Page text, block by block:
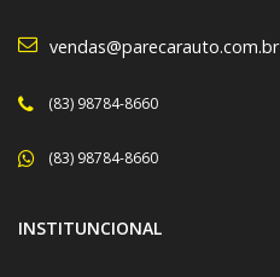
vendas@parecarauto.com.br
(83) 98784-8660
(83) 98784-8660
INSTITUNCIONAL